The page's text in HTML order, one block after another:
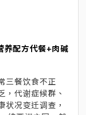
养配方代餐+肉碱
三餐饮食不正
，代谢症候群、
状况变迁调查，